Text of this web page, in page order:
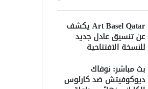
Art Basel Qatar يكشف
عن تنسيق عادل جديد
للنسخة الافتتاحية
بث مباشر: نوفاك
ديوكوفيتش ضد كارلوس